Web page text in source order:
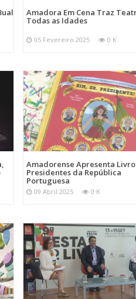
Amadora Em Cena Traz
Todas as Idades
05 Fevereiro 2025 0 K
Amadorense Apresenta
Presidentes da República
Portuguesa
09 Abril 2025 0 K